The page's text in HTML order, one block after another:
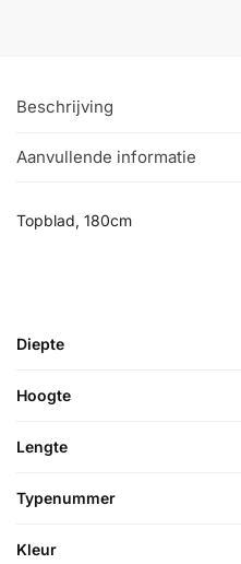
Beschrijving
Aanvullende informatie
Topblad, 180cm
Diepte
Hoogte
Lengte
Typenummer
Kleur